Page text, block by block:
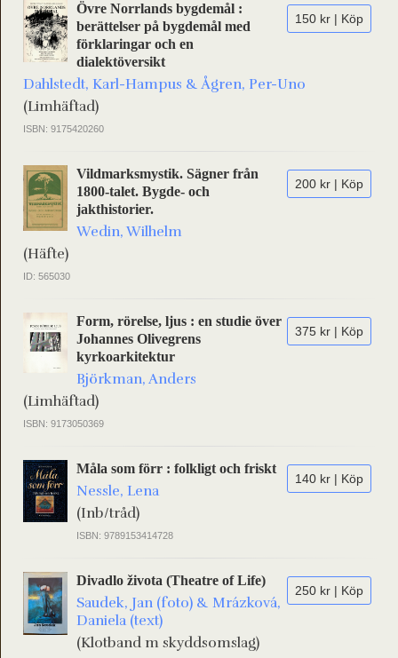
150 kr | Köp
Övre Norrlands bygdemål :
berättelser på bygdemål med
förklaringar och en
dialektöversikt
Dahlstedt, Karl-Hampus & Ågren, Per-Uno
(Limhäftad)
ISBN: 9175420260
200 kr | Köp
Vildmarksmystik. Sägner från
1800-talet. Bygde- och
jakthistorier.
Wedin, Wilhelm
(Häfte)
ID: 565030
375 kr | Köp
Form, rörelse, ljus : en studie över
Johannes Olivegrens
kyrkoarkitektur
Björkman, Anders
(Limhäftad)
ISBN: 9173050369
140 kr | Köp
Måla som förr : folkligt och friskt
Nessle, Lena
(Inb/tråd)
ISBN: 9789153414728
250 kr | Köp
Divadlo života (Theatre of Life)
Saudek, Jan (foto) & Mrázková,
Daniela (text)
(Klotband m skyddsomslag)